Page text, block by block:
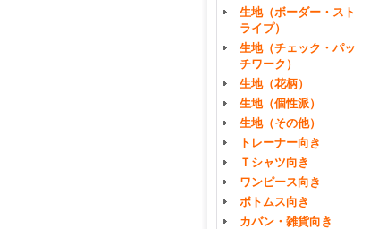
生地（ボーダー・スト
ライプ）
生地（チェック・パッ
チワーク）
生地（花柄）
生地（個性派）
生地（その他）
トレーナー向き
Ｔシャツ向き
ワンピース向き
ボトムス向き
カバン・雑貨向き